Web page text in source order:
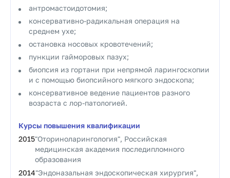
антромастоидотомия;
консервативно-радикальная операция на
среднем ухе;
остановка носовых кровотечений;
пункции гайморовых пазух;
биопсия из гортани при непрямой ларингоскопии
и с помощью биопсийного мягкого эндоскопа;
консервативное ведение пациентов разного
возраста с лор-патологией.
Курсы повышения квалификации
2015"Оториноларингология", Российская
медицинская академия последипломного
образования
2014"Эндоназальная эндоскопическая хирургия",